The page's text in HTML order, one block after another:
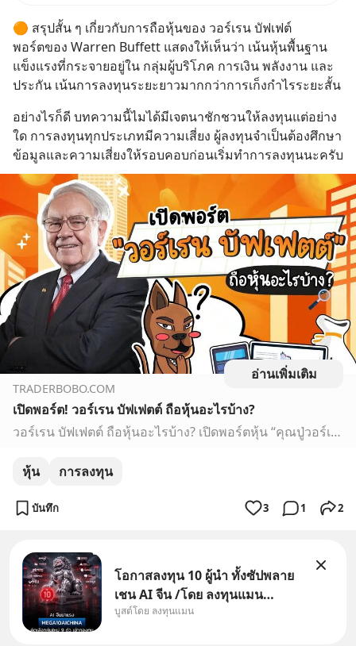
หลัก ของการเติบโตทางเศรษฐกิจ
และวิถีชีวิตของผู้คนอย่างยาวนา
นต่
🟠 สรุปสั้น ๆ เกี่ยวกับการถือหุ้นของ วอร์เรน บัฟเฟต์
พอร์ตของ Warren Buffett แสดงให้เห็นว่า เน้นหุ้นพื้นฐาน
แข็งแรงที่กระจายอยู่ใน กลุ่มผู้บริโภค การเงิน พลังงาน และ
ประกัน เน้นการลงทุนระยะยาวมากกว่าการเก็งกำไรระยะสั้น
อย่างไรก็ดี บทความนี้ไมได้มีเจตนาชักชวนให้ลงทุนแต่อย่าง
ใด การลงทุนทุกประเภทมีความเสี่ยง ผู้ลงทุนจำเป็นต้องศึกษา
ข้อมูลและความเสี่ยงให้รอบคอบก่อนเริ่มทำการลงทุนนะครับ
อ่านเพิ่มเติม
TRADERBOBO.COM
เปิดพอร์ต! วอร์เรน บัฟเฟตต์ ถือหุ้นอะไรบ้าง?
วอร์เรน บัฟเฟตต์ ถือหุ้นอะไรบ้าง? เปิดพอร์ตหุ้น “คุณปู่วอร์เรน บัฟเฟตต์” ปีนี้ถือหุ้นอะไร และมีประเด็นใดที่นักลงทุนควรจับตามองในตลาดหุ้นปีนี้
หุ้น การลงทุน
บันทึก 3 1 2
โอกาสลงทุน 10 ผู้นำ ทั้งซัปพลาย
เชน AI จีน /โดย ลงทุนแมน
✅ลงทุนตรง คัด 10 ผู้นำเน้น ๆ ใน
บูสต์โดย ลงทุนแมน